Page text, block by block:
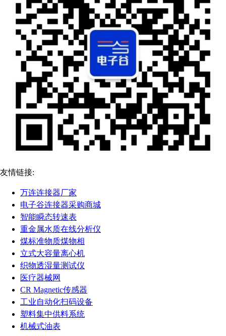
友情链接:
万连连接器厂家
电子谷连接器采购商城
智能瞬态转速表
重金属水质在线分析仪
煤标准物质煤物相
立式大容量离心机
织物透湿量测试仪
医疗器械网
CR Magnetic传感器
工业自动化扫码设备
塑料集中供料系统
机械式油表